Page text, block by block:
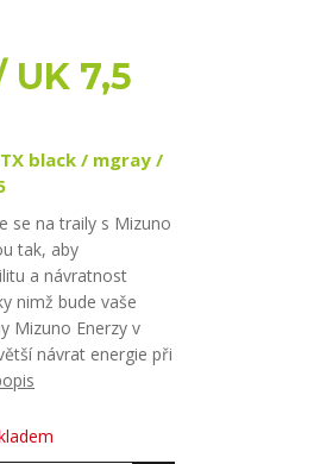
7,5
black / mgray /
se na traily s Mizuno
tak, aby
a návratnost
nimž bude vaše
Mizuno Enerzy v
návrat energie při